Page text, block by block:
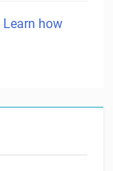
Learn how